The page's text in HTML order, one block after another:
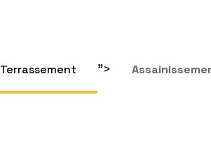
Terrassement ">